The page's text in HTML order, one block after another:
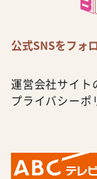
公式SNSをフォ
運営会社サイト
プライバシーポ